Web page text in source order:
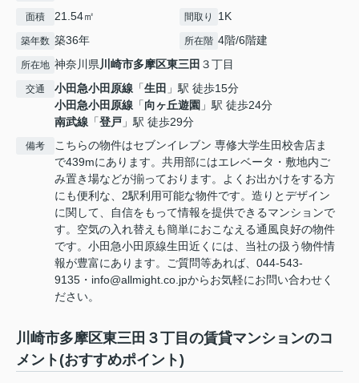
面積 21.54㎡ 間取り 1K
築年数 築36年 所在階 4階/6階建
所在地 神奈川県川崎市多摩区東三田 ３丁目
交通 小田急小田原線 「生田 」駅 徒歩15分
小田急小田原線 「向ヶ丘遊園 」駅 徒歩24分
南武線 「登戸 」駅 徒歩29分
備考
こちらの物件はセブンイレブン 専修大学生田校舎店ま
で439mにあります。共用部にはエレベータ・敷地内ご
み置き場などが揃っております。よくお出かけをする方
にも便利な、2駅利用可能な物件です。造りとデザイン
に関して、自信をもって情報を提供できるマンションで
す。空気の入れ替えも簡単におこなえる通風良好の物件
です。小田急小田原線生田近くには、当社の扱う物件情
報が豊富にあります。ご質問等あれば、044-543-
9135・info@allmight.co.jpからお気軽にお問い合わせく
ださい。
川崎市多摩区東三田３丁目の賃貸マンションのコ
メント(おすすめポイント)